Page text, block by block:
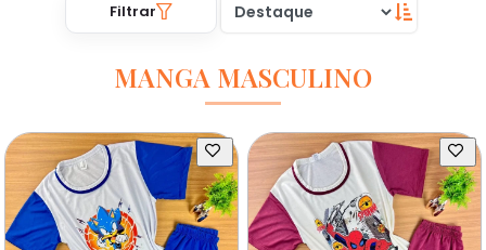
Filtrar
MANGA MASCULINO